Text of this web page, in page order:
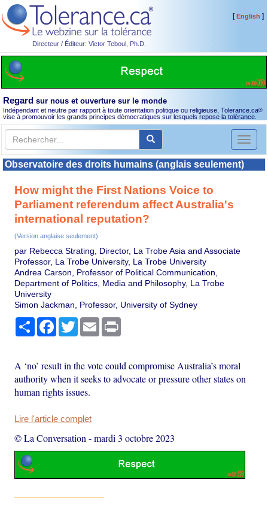
Directeur / Éditeur: Victor Teboul, Ph.D.
[English ]
Regard sur nous et ouverture sur le monde
Indépendant et neutre par rapport à toute orientation politique ou religieuse, Tolerance.ca®
vise à promouvoir les grands principes démocratiques sur lesquels repose la tolérance.
Toggle
Observatoire des droits humains (anglais seulement)
How might the First Nations Voice to
Parliament referendum affect Australia's
international reputation?
(Version anglaise seulement)
par Rebecca Strating, Director, La Trobe Asia and Associate
Professor, La Trobe University, La Trobe University
Andrea Carson, Professor of Political Communication,
Department of Politics, Media and Philosophy, La Trobe
University
Simon Jackman, Professor, University of Sydney
PartagerFacebook
TwitterEmail
A ‘no’ result in the vote could compromise Australia’s moral
authority when it seeks to advocate or pressure other states on
human rights issues.
Lire l'article complet
© La Conversation -mardi 3 octobre 2023